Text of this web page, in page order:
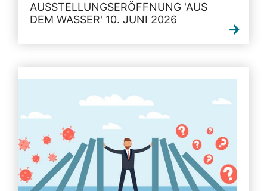
AUSSTELLUNGSERÖFFNUNG 'AUS
DEM WASSER' 10. JUNI 2026